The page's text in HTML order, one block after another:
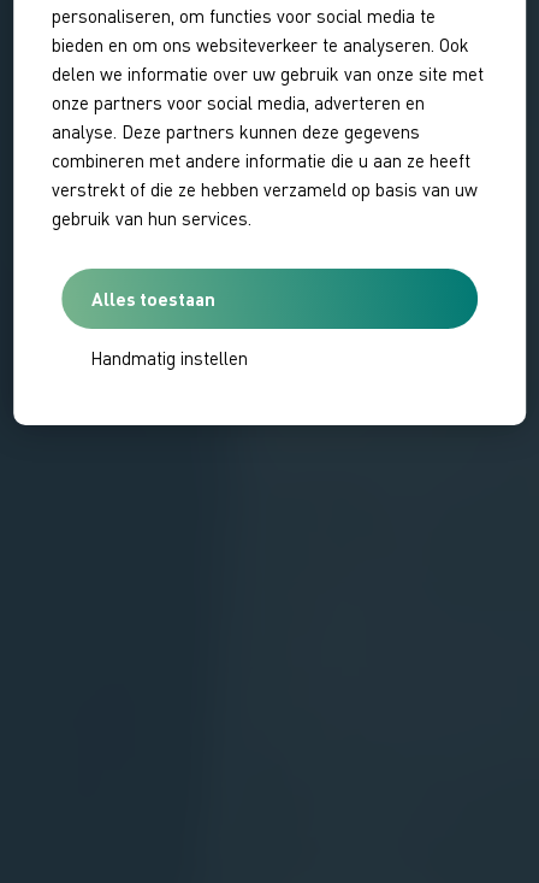
personaliseren, om functies voor social media te
bieden en om ons websiteverkeer te analyseren. Ook
delen we informatie over uw gebruik van onze site met
onze partners voor social media, adverteren en
analyse. Deze partners kunnen deze gegevens
combineren met andere informatie die u aan ze heeft
verstrekt of die ze hebben verzameld op basis van uw
gebruik van hun services.
Handmatig instellen
Alles toestaan